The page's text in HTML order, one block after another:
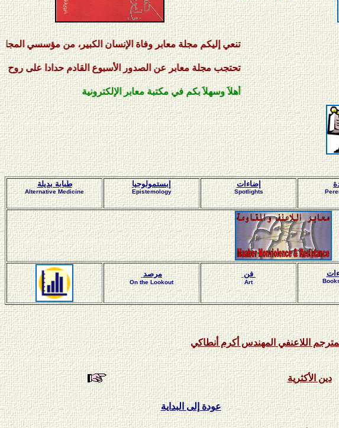
تنعي إليكم مجلة معابر وفاة الإنسان الكبير، من مؤسسي المجلة، الكاتب
تحتجب مجلة معابر عن الصدور الأسبوع القادم حدادا على روح فقيدنا أكرم
أهلاَ وسهلاَ بكم في مكتبة معابر الإلكترونية
طبابة بديلة
Alternative Medicine
إبستمولوجيا
Epistemology
إضاءات
Spotlights
مرصد
On the Lookout
فن
Art
اللاعنفي المهندس أكرم أنطاكي
دين الأكثرية
عودة إلى البداية